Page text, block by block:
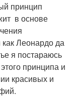
принцип
в основе
Леонардо да
я постараюсь
принципа и
красивых и